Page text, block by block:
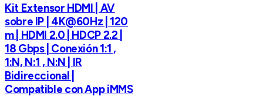
Kit Extensor HDMI | AV
sobre IP | 4K@60Hz | 120
m | HDMI 2.0 | HDCP 2.2 |
18 Gbps | Conexión 1:1 ,
1:N, N:1 , N:N | IR
Bidireccional |
Compatible con App iMMS